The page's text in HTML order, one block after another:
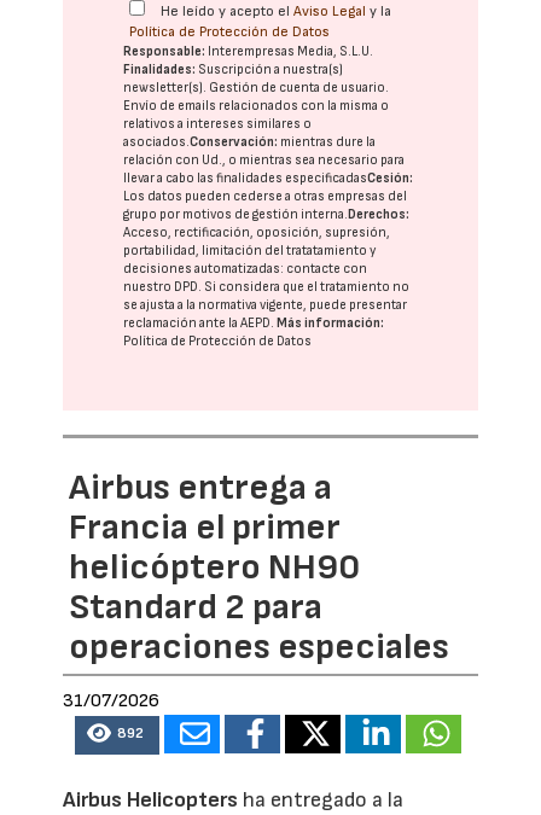
He leído y acepto elAviso Legal y la
Política de Protección de Datos
Responsable: Interempresas Media, S.L.U.
Finalidades: Suscripción a nuestra(s)
newsletter(s). Gestión de cuenta de usuario.
Envío de emails relacionados con la misma o
relativos a intereses similares o
asociados.Conservación: mientras dure la
relación con Ud., o mientras sea necesario para
llevar a cabo las finalidades especificadasCesión:
Los datos pueden cederse a otras empresas del
grupo por motivos de gestión interna.Derechos:
Acceso, rectificación, oposición, supresión,
portabilidad, limitación del tratatamiento y
decisiones automatizadas: contacte con
nuestro DPD. Si considera que el tratamiento no
se ajusta a la normativa vigente, puede presentar
reclamación ante laAEPD.Más información:
Política de Protección de Datos
Airbus entrega a
Francia el primer
helicóptero NH90
Standard 2 para
operaciones especiales
31/07/2026
892
Airbus Helicopters ha entregado a la